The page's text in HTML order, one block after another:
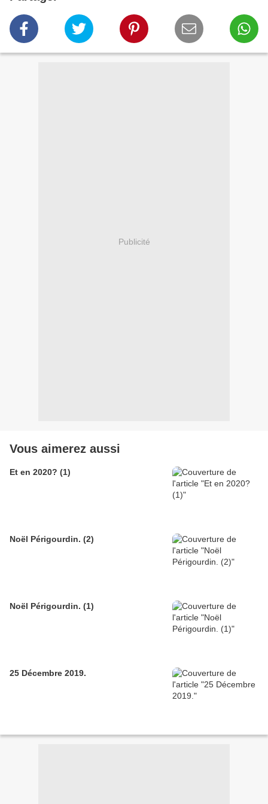
Publicité
Vous aimerez aussi
Et en 2020? (1)
Noël Périgourdin. (2)
Noël Périgourdin. (1)
25 Décembre 2019.